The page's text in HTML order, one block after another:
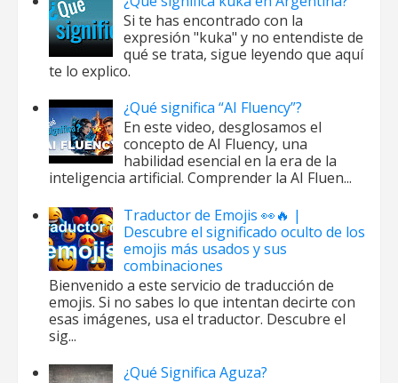
Si te has encontrado con la
expresión "kuka" y no entendiste de
qué se trata, sigue leyendo que aquí
te lo explico.
¿Qué significa “AI Fluency”?
En este video, desglosamos el
concepto de AI Fluency, una
habilidad esencial en la era de la
inteligencia artificial. Comprender la AI Fluen...
Traductor de Emojis 👀🔥 |
Descubre el significado oculto de los
emojis más usados y sus
combinaciones
Bienvenido a este servicio de traducción de
emojis. Si no sabes lo que intentan decirte con
esas imágenes, usa el traductor. Descubre el
sig...
¿Qué Significa Aguza?